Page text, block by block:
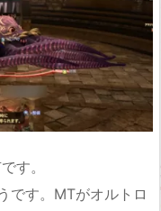
す。
です。MTがオルトロ